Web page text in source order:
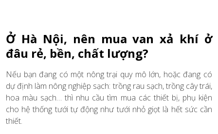
Ở Hà Nội, nên mua van xả khí ở
đâu rẻ, bền, chất lượng?
Nếu bạn đang có một nông trại quy mô lớn, hoặc đang có
dự định làm nông nghiệp sạch: trồng rau sạch, trồng cây trái,
hoa màu sạch… thì nhu cầu tìm mua các thiết bị, phụ kiện
cho hệ thống tưới tự động như tưới nhỏ giọt là hết sức cần
thiết.